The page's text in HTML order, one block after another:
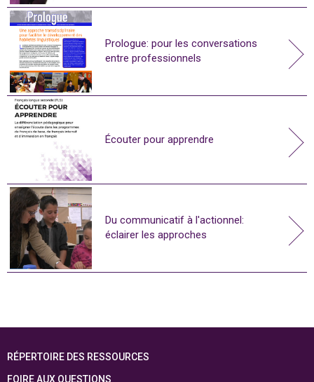
Prologue: pour les conversations
entre professionnels
Écouter pour apprendre
Du communicatif à l'actionnel:
éclairer les approches
RÉPERTOIRE DES RESSOURCES
FOIRE AUX QUESTIONS